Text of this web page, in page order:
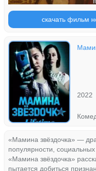
скачать фильм
2022
«Мамина звёздочка» —
популярности,
«Мамина звёздочка»
пытается добиться